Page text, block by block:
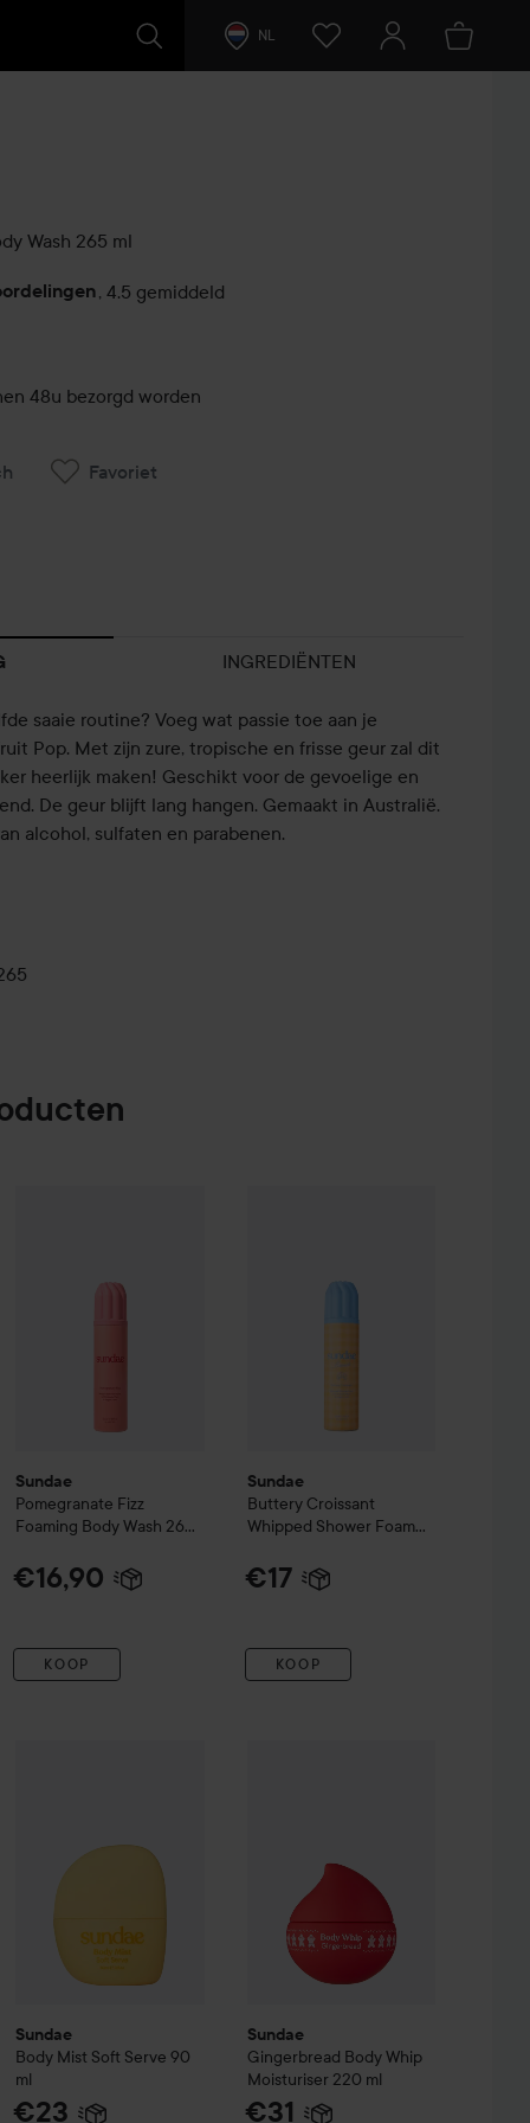
NL
Wash 265 ml
, 4.5 gemiddeld
48u bezorgd worden
Favoriet
INGREDIËNTEN
saaie routine? Voeg wat passie toe aan je
Pop. Met zijn zure, tropische en frisse geur zal dit
heerlijk maken! Geschikt voor de gevoelige en
De geur blijft lang hangen. Gemaakt in Australië.
alcohol, sulfaten en parabenen.
Sundae
Pomegranate Fizz
Foaming Body Wash 265
€16,90
KOOP
Sundae
Buttery Croissant
Whipped Shower Foam
€17
KOOP
Sundae
Body Mist Soft Serve 90
ml
€23
Sundae
Gingerbread Body Whip
Moisturiser 220 ml
€31